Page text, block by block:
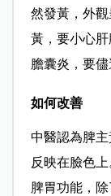
然發黃，外
黃，要小心
膽囊炎，要儘
如何改善
中醫認為脾
反映在臉色
脾胃功能，